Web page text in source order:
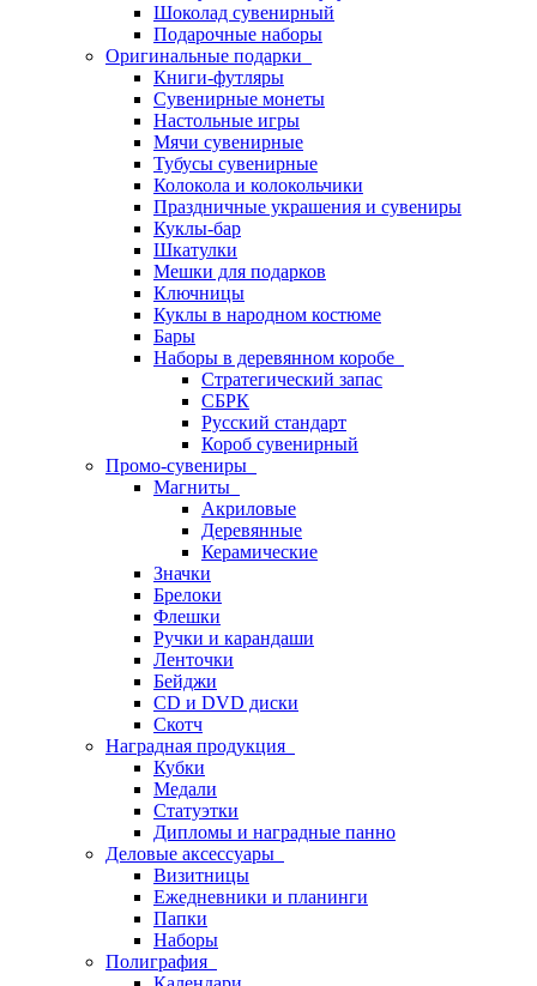
Шоколад сувенирный
Подарочные наборы
Оригинальные подарки
Книги-футляры
Сувенирные монеты
Настольные игры
Мячи сувенирные
Тубусы сувенирные
Колокола и колокольчики
Праздничные украшения и сувениры
Куклы-бар
Шкатулки
Мешки для подарков
Ключницы
Куклы в народном костюме
Бары
Наборы в деревянном коробе
Стратегический запас
СБРК
Русский стандарт
Короб сувенирный
Промо-сувениры
Магниты
Акриловые
Деревянные
Керамические
Значки
Брелоки
Флешки
Ручки и карандаши
Ленточки
Бейджи
CD и DVD диски
Скотч
Наградная продукция
Кубки
Медали
Статуэтки
Дипломы и наградные панно
Деловые аксессуары
Визитницы
Ежедневники и планинги
Папки
Наборы
Полиграфия